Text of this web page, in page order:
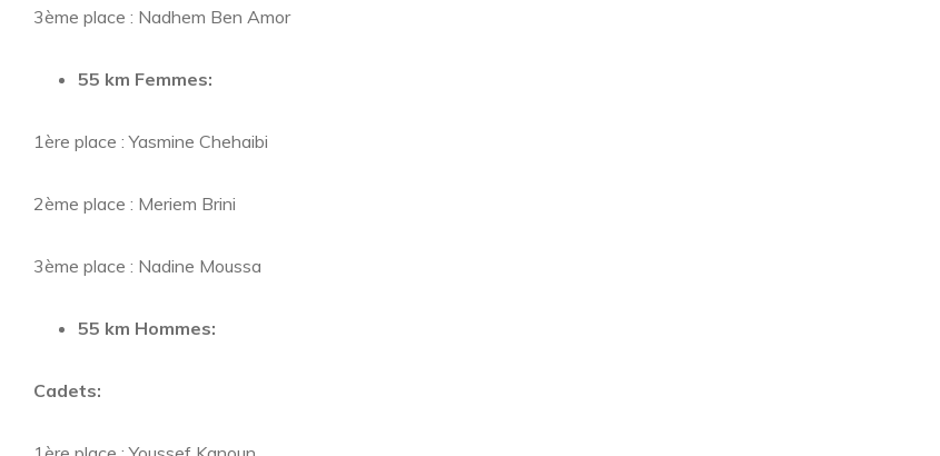
3ème place : Nadhem Ben Amor
55 km Femmes:
1ère place : Yasmine Chehaibi
2ème place : Meriem Brini
3ème place : Nadine Moussa
55 km Hommes:
Cadets: